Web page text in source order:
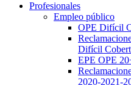
Profesionales
Empleo público
OPE Difícil
Difícil
EPE OPE
2020-2021-